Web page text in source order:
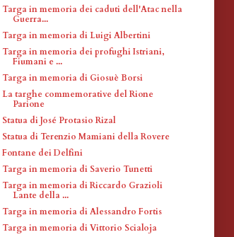
Targa in memoria dei caduti dell'Atac nella
Guerra...
Targa in memoria di Luigi Albertini
Targa in memoria dei profughi Istriani,
Fiumani e ...
Targa in memoria di Giosuè Borsi
La targhe commemorative del Rione
Parione
Statua di José Protasio Rizal
Statua di Terenzio Mamiani della Rovere
Fontane dei Delfini
Targa in memoria di Saverio Tunetti
Targa in memoria di Riccardo Grazioli
Lante della ...
Targa in memoria di Alessandro Fortis
Targa in memoria di Vittorio Scialoja